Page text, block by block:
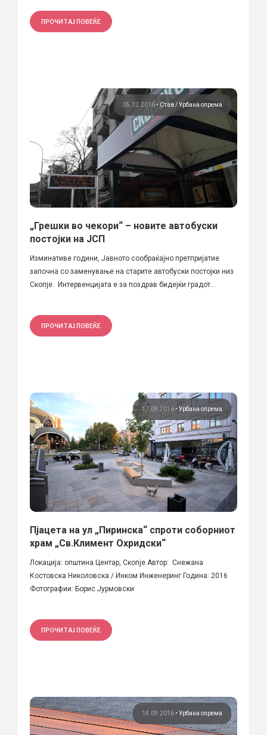
ПРОЧИТАЈ ПОВЕЌЕ
05.12.2016 • Став Урбана опрема
„Грешки во чекори“ – новите автобуски
постојки на ЈСП
Изминативе години, Јавното сообраќајно претпријатие
започна со заменување на старите автобуски постојки низ
Скопје. Интервенцијата е за поздрав бидејќи градот...
ПРОЧИТАЈ ПОВЕЌЕ
17.09.2016 • Урбана опрема
Пјацета на ул „Пиринска“ спроти соборниот
храм „Св.Климент Охридски“
Локација: општина Центар, Скопје Автор: Снежана
Костовска Николовска / Инком Инженеринг Година: 2016
Фотографии: Борис Јурмовски
ПРОЧИТАЈ ПОВЕЌЕ
14.09.2016 • Урбана опрема